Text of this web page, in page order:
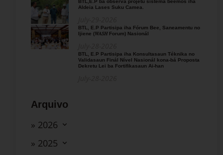
BTL,E.P ba observa projetu sistema beemos iha
Aldeia Lases Suku Camea.
BTL, E.P Partisipa iha Fórum Bee, Saneamentu no
Ijiene (𝑊𝐴𝑆𝐻 Forum) Nasionál
BTL, E.P Partisipa iha Konsultasaun Téknika no
Validasaun Finál Nível Nasionál kona-bá Proposta
Dekretu Lei ba Fortifikasaun Ai-han
Arquivo
» 2026
» 2025